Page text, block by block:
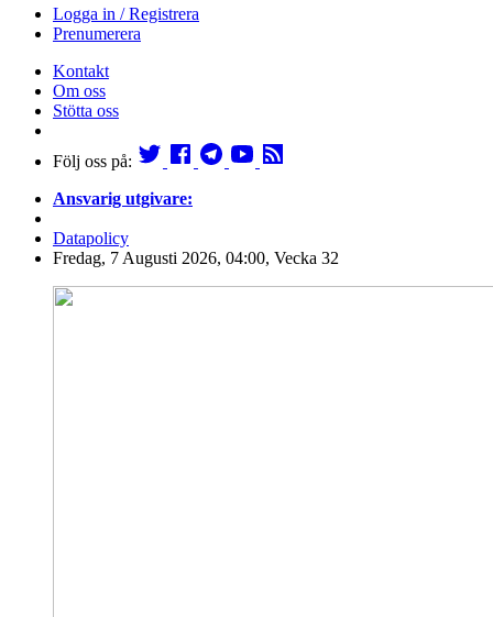
Logga in / Registrera
Prenumerera
Kontakt
Om oss
Stötta oss
Följ oss på:
Ansvarig utgivare:
Datapolicy
Fredag, 7 Augusti 2026, 04:00, Vecka 32